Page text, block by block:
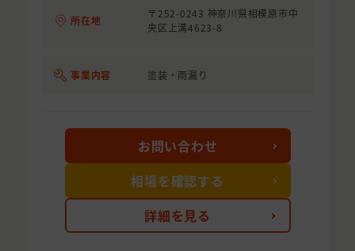
所在地
〒252-0243 神奈川県相模原市中
央区上溝4623-8
事業内容 塗装・雨漏り
詳細を見る
お問い合わせ
相場を確認する